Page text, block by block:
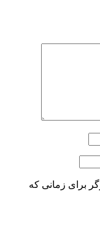
برای زمانی که